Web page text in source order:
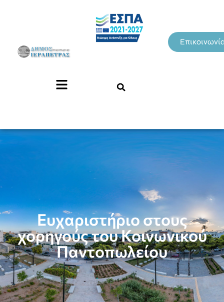
Ευχαριστήριο στους
χορηγούς του Κοινωνικού
Παντοπωλείου